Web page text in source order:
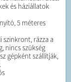
és háziállatok
5 méteres
rázza a
nincs szükség
gépként szállítják,